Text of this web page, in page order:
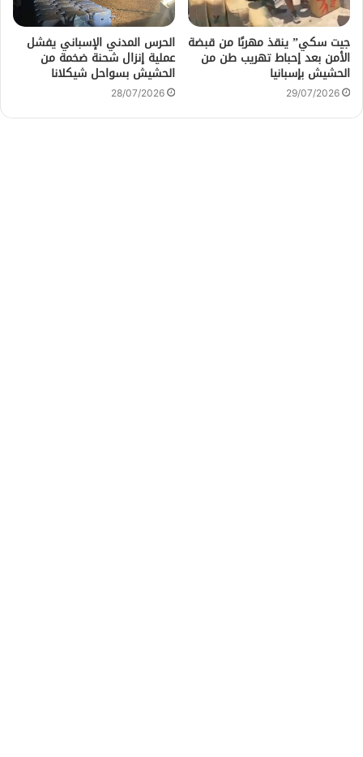
جيت سكي” ينقذ مهربًا من قبضة
الأمن بعد إحباط تهريب طن من
الحشيش بإسبانيا
29/07/2026
الحرس المدني الإسباني يفشل
عملية إنزال شحنة ضخمة من
الحشيش بسواحل شيكلانا
28/07/2026